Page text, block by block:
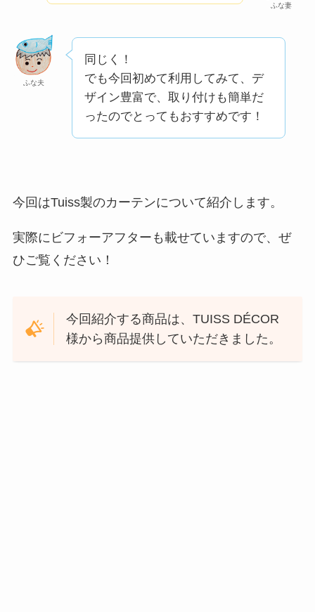
ふな妻
ふな夫
同じく！
でも今回初めて利用してみて、デ
ザイン豊富で、取り付けも簡単だ
ったのでとってもおすすめです！
今回はTuiss製のカーテンについて紹介します。
実際にビフォーアフターも載せていますので、ぜ
ひご覧ください！
今回紹介する商品は、TUISS DÉCOR
様から商品提供していただきました。